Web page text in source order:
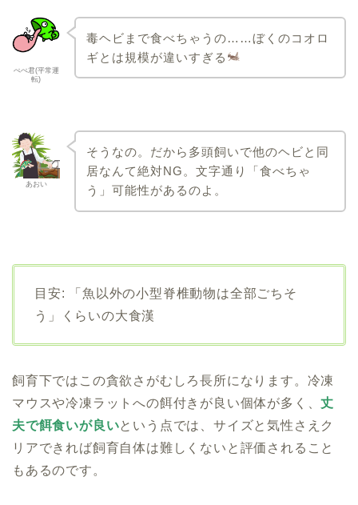
ぺぺ君(平常運
転)
毒ヘビまで食べちゃうの……ぼくのコオロ
ギとは規模が違いすぎる
あおい
そうなの。だから多頭飼いで他のヘビと同
居なんて絶対NG。文字通り「食べちゃ
う」可能性があるのよ。
目安: 「魚以外の小型脊椎動物は全部ごちそ
う」くらいの大食漢
飼育下ではこの貪欲さがむしろ長所になります。冷凍
マウスや冷凍ラットへの餌付きが良い個体が多く、丈
夫で餌食いが良いという点では、サイズと気性さえク
リアできれば飼育自体は難しくないと評価されること
もあるのです。